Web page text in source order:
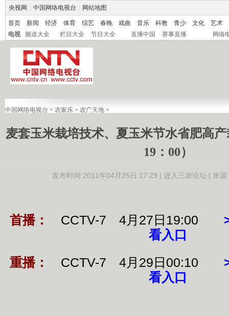
央视网 中国网络电视台 网站地图
首页 新闻 经济 体育 综艺 春晚 戏曲 音乐 科教 青少 文化
艺术
电视
频道大全 栏目大全 节目大全 直播中国 赛事直播 网络
中国网络电视台 > 农家乐 > 农广天地 >
麦套玉米栽培技术、夏玉米节水省肥高
19：00）
发布时间:2011年04月25日 17:29 | 进入三农论坛| 来源
首播： CCTV-7 4月27日19:00
看入口
重播：
CCTV-7 4月29日00:10
看入口